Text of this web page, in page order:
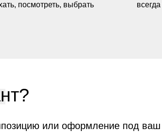
посмотреть, выбрать
или оформление под